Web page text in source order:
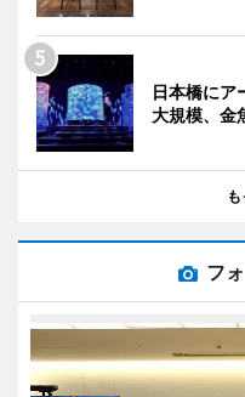
日本橋に
大規模、金
フ